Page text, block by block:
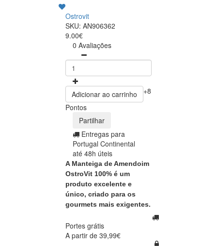
Ostrovit
SKU: AN906362
9.00€
0 Avaliações
Adicionar ao carrinho
+8
Pontos
Partilhar
Entregas para
Portugal Continental
até 48h úteis
A Manteiga de Amendoim
OstroVit 100% é um
produto excelente e
único, criado para os
gourmets mais exigentes.
Portes grátis
A partir de 39,99€